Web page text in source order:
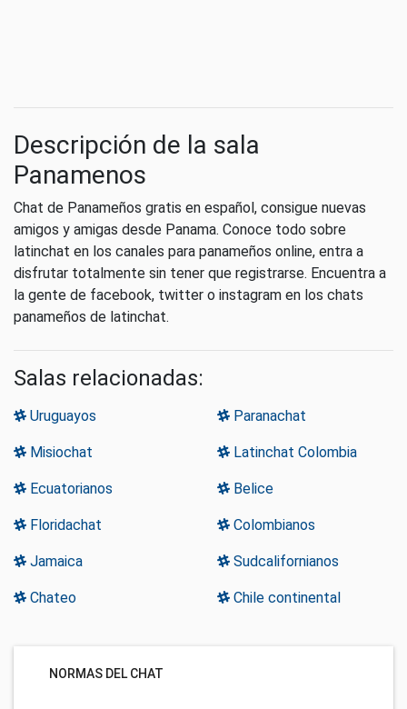
Descripción de la sala
Panamenos
Chat de Panameños gratis en español, consigue nuevas
amigos y amigas desde Panama. Conoce todo sobre
latinchat en los canales para panameños online, entra a
disfrutar totalmente sin tener que registrarse. Encuentra a
la gente de facebook, twitter o instagram en los chats
panameños de latinchat.
Salas relacionadas:
Uruguayos Paranachat
Misiochat Latinchat Colombia
Ecuatorianos Belice
Floridachat Colombianos
Jamaica Sudcalifornianos
Chateo Chile continental
NORMAS DEL CHAT